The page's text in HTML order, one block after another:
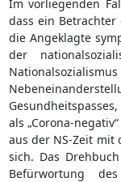
Im vorliegenden
dass ein Betrachter
die Angeklagte
der
als „Corona-
aus der NS-Zeit mit
sich. Das
Befürwortung